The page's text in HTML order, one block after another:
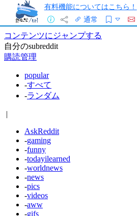
有料機能についてはこちら！
通常